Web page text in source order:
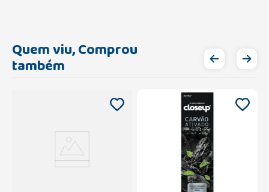
Quem viu, Comprou
também